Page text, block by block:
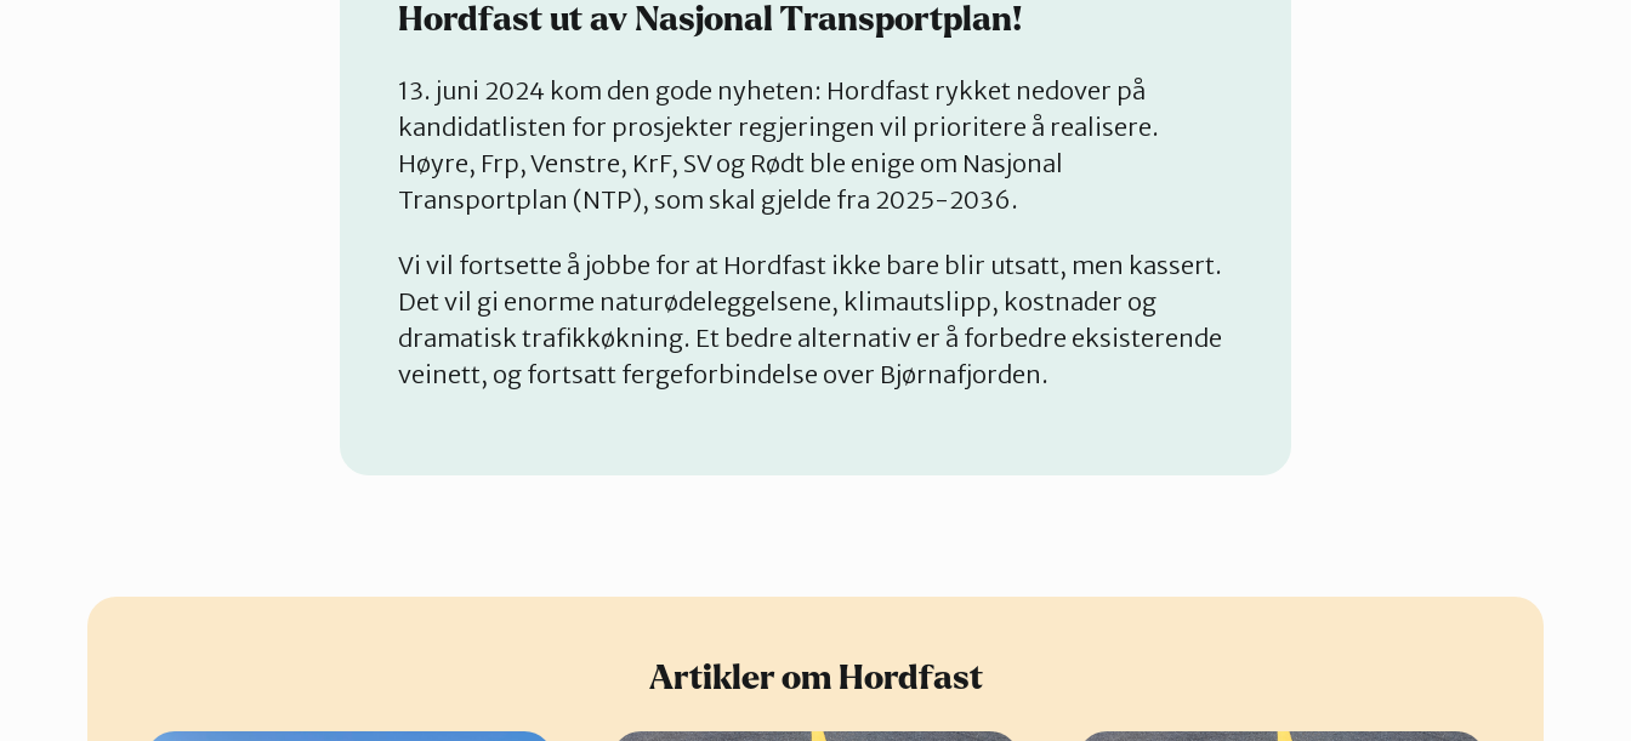
Hordfast ut av Nasjonal Transportplan!
13. juni 2024 kom den gode nyheten: Hordfast rykket nedover på
kandidatlisten for prosjekter regjeringen vil prioritere å realisere.
Høyre, Frp, Venstre, KrF, SV og Rødt ble enige om Nasjonal
Transportplan (NTP), som skal gjelde fra 2025-2036.
Vi vil fortsette å jobbe for at Hordfast ikke bare blir utsatt, men kassert.
Det vil gi enorme naturødeleggelsene, klimautslipp, kostnader og
dramatisk trafikkøkning. Et bedre alternativ er å forbedre eksisterende
veinett, og fortsatt fergeforbindelse over Bjørnafjorden.
Artikler om Hordfast